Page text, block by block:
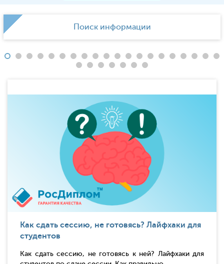
Поиск информации
Как сдать сессию, не готовясь? Лайфхаки для
студентов
Как сдать сессию, не готовясь к ней? Лайфхаки для